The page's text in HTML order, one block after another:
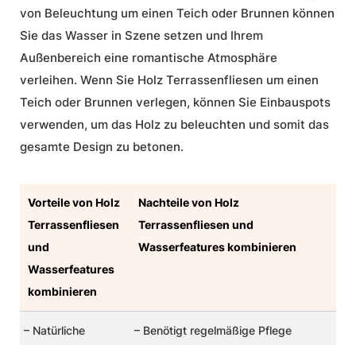
von Beleuchtung um einen Teich oder Brunnen können
Sie das Wasser in Szene setzen und Ihrem
Außenbereich eine romantische Atmosphäre
verleihen. Wenn Sie Holz Terrassenfliesen um einen
Teich oder Brunnen verlegen, können Sie Einbauspots
verwenden, um das Holz zu beleuchten und somit das
gesamte Design zu betonen.
Vorteile von Holz
Terrassenfliesen
und
Wasserfeatures
kombinieren
Nachteile von Holz
Terrassenfliesen und
Wasserfeatures kombinieren
– Natürliche
– Benötigt regelmäßige Pflege